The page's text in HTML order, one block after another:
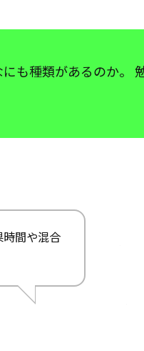
も種類があるのか。
間や混合